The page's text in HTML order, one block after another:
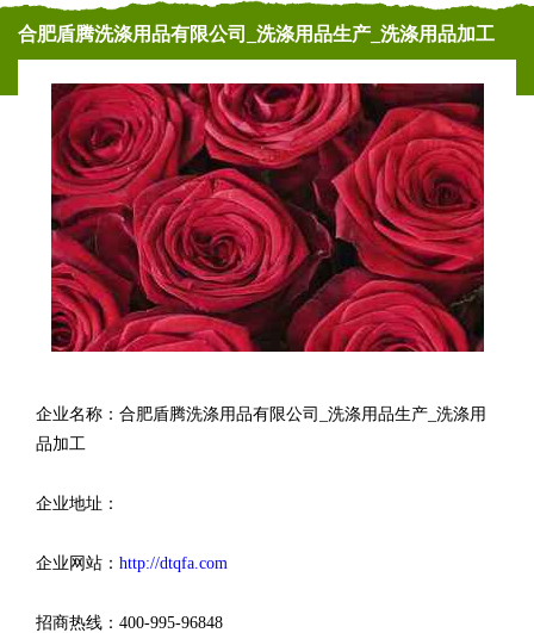
合肥盾腾洗涤用品有限公司_洗涤用品生产_洗涤用品加工
企业名称：合肥盾腾洗涤用品有限公司_洗涤用品生产_洗涤用
品加工
企业地址：
企业网站： http://dtqfa.com
招商热线：400-995-96848